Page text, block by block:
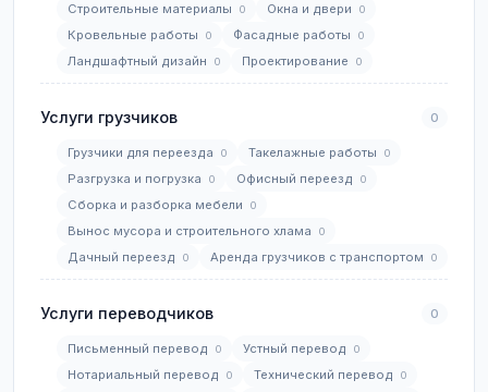
Строительные материалы 0 Окна и двери 0
Кровельные работы 0 Фасадные работы 0
Ландшафтный дизайн 0 Проектирование 0
Услуги грузчиков 0
Грузчики для переезда 0 Такелажные работы 0
Разгрузка и погрузка 0 Офисный переезд 0
Сборка и разборка мебели 0
Вынос мусора и строительного хлама 0
Дачный переезд 0 Аренда грузчиков с транспортом 0
Услуги переводчиков 0
Письменный перевод 0 Устный перевод 0
Нотариальный перевод 0 Технический перевод 0